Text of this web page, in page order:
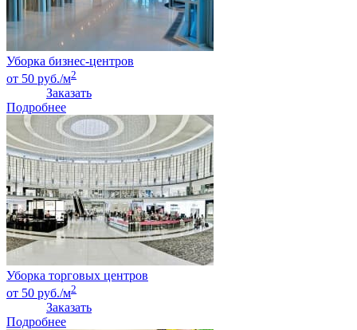
Уборка бизнес-центров
от 50 руб./м2
Заказать
Подробнее
Уборка торговых центров
от 50 руб./м2
Заказать
Подробнее